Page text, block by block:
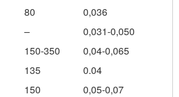
80
0,036
–
0,031-0,050
150-350
0,04-0,065
135
0.04
150
0,05-0,07